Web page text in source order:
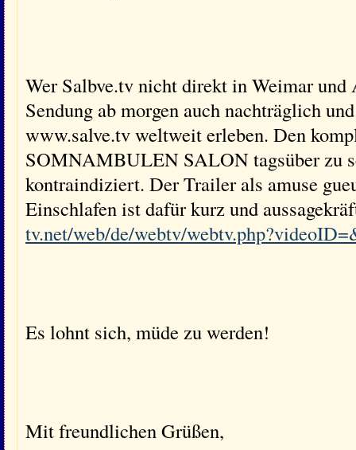
Wer Salbve.tv nicht direkt in Weimar und
Sendung ab morgen auch nachträglich
www.salve.tv weltweit erleben. Den
SOMNAMBULEN SALON tagsüber zu
kontraindiziert. Der Trailer als amuse
Einschlafen ist dafür kurz und
tv.net/web/de/webtv/
Es lohnt sich, müde zu werden!
Mit freundlichen Grüßen,